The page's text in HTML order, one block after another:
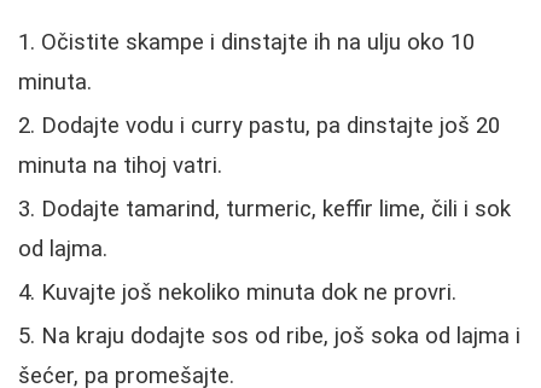
Očistite skampe i dinstajte ih na ulju oko 10
minuta.
Dodajte vodu i curry pastu, pa dinstajte još 20
minuta na tihoj vatri.
Dodajte tamarind, turmeric, keffir lime, čili i sok
od lajma.
Kuvajte još nekoliko minuta dok ne provri.
Na kraju dodajte sos od ribe, još soka od lajma i
šećer, pa promešajte.